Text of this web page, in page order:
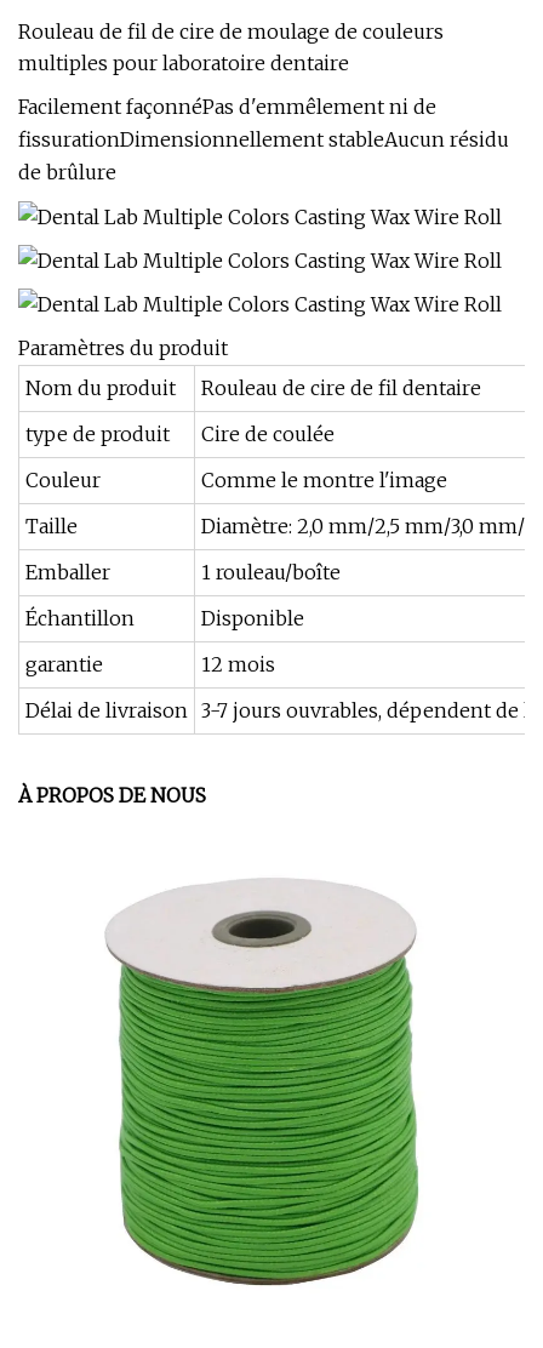
Rouleau de fil de cire de moulage de couleurs
multiples pour laboratoire dentaire
Facilement façonnéPas d'emmêlement ni de
fissurationDimensionnellement stableAucun résidu
de brûlure
Paramètres du produit
Nom du produit
Rouleau de cire de fil dentaire
type de produit
Cire de coulée
Couleur
Comme le montre l'image
Taille
Diamètre: 2,0 mm/2,5 mm/3,0 mm/
Emballer
1 rouleau/boîte
Échantillon
Disponible
garantie
12 mois
Délai de livraison 3-7 jours ouvrables, dépendent de
À PROPOS DE NOUS